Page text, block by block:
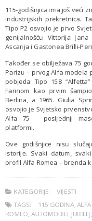
115-godišnjica ima još veći
industrijskih prekretnica.
Tipo P2 osvojio je prvo
genijalnošću Vittorija
Ascarija i Gastonea Brilli-
Također se obilježava 75
Parizu – prvog Alfa modela
pobjeda Tipo 158
Farinom kao prvim
Berlina, a 1965. Giulia
osvojio je Svjetsko
Alfa 75 – posljednji
platformi.
Ove godišnjice nisu
istorije. Svaki datum,
profil Alfa Romea – brenda
KATEGORIJE:
VIJESTI
TAGS:
115 GODINA,ALFA
ROMEO, AUTOMOBILI, JUBILEJ,